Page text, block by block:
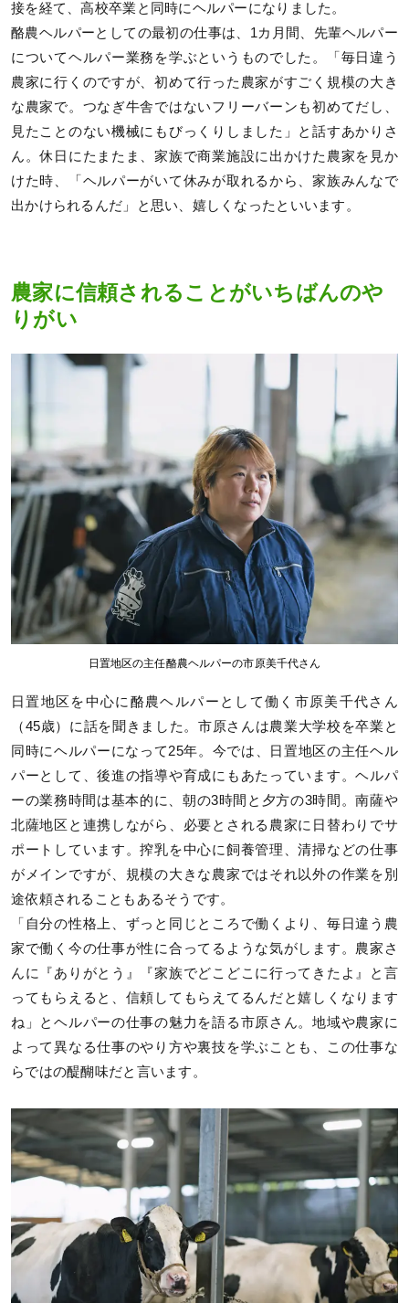
接を経て、高校卒業と同時にヘルパーになりました。
酪農ヘルパーとしての最初の仕事は、1カ月間、先輩ヘルパー
についてヘルパー業務を学ぶというものでした。「毎日違う
農家に行くのですが、初めて行った農家がすごく規模の大き
な農家で。つなぎ牛舎ではないフリーバーンも初めてだし、
見たことのない機械にもびっくりしました」と話すあかりさ
ん。休日にたまたま、家族で商業施設に出かけた農家を見か
けた時、「ヘルパーがいて休みが取れるから、家族みんなで
出かけられるんだ」と思い、嬉しくなったといいます。
農家に信頼されることがいちばんのや
りがい
日置地区の主任酪農ヘルパーの市原美千代さん
日置地区を中心に酪農ヘルパーとして働く市原美千代さん
（45歳）に話を聞きました。市原さんは農業大学校を卒業と
同時にヘルパーになって25年。今では、日置地区の主任ヘル
パーとして、後進の指導や育成にもあたっています。ヘルパ
ーの業務時間は基本的に、朝の3時間と夕方の3時間。南薩や
北薩地区と連携しながら、必要とされる農家に日替わりでサ
ポートしています。搾乳を中心に飼養管理、清掃などの仕事
がメインですが、規模の大きな農家ではそれ以外の作業を別
途依頼されることもあるそうです。
「自分の性格上、ずっと同じところで働くより、毎日違う農
家で働く今の仕事が性に合ってるような気がします。農家さ
んに『ありがとう』『家族でどこどこに行ってきたよ』と言
ってもらえると、信頼してもらえてるんだと嬉しくなります
ね」とヘルパーの仕事の魅力を語る市原さん。地域や農家に
よって異なる仕事のやり方や裏技を学ぶことも、この仕事な
らではの醍醐味だと言います。